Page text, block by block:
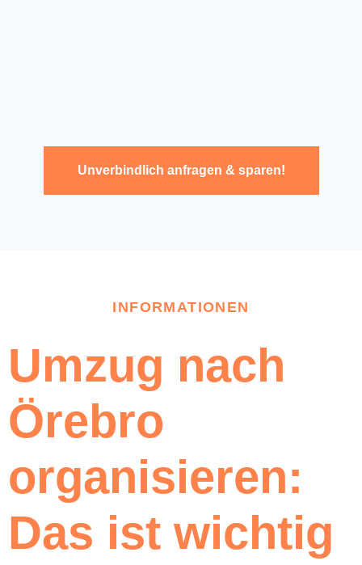
Unverbindlich anfragen & sparen!
INFORMATIONEN
Umzug nach
Örebro
organisieren:
Das ist wichtig